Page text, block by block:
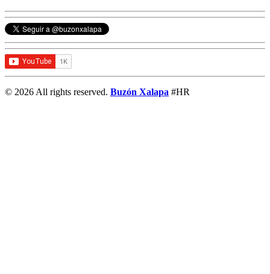
© 2026 All rights reserved. Buzón Xalapa #HR